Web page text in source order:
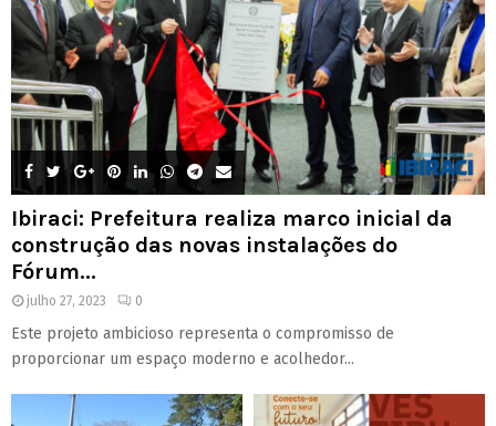
Ibiraci: Prefeitura realiza marco inicial da
construção das novas instalações do
Fórum...
julho 27, 2023 0
Este projeto ambicioso representa o compromisso de
proporcionar um espaço moderno e acolhedor...